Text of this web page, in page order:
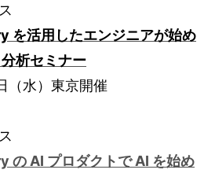
を活用したエンジニアが始め
析セミナー
（水）東京開催
の AI プロダクトで AI を始め